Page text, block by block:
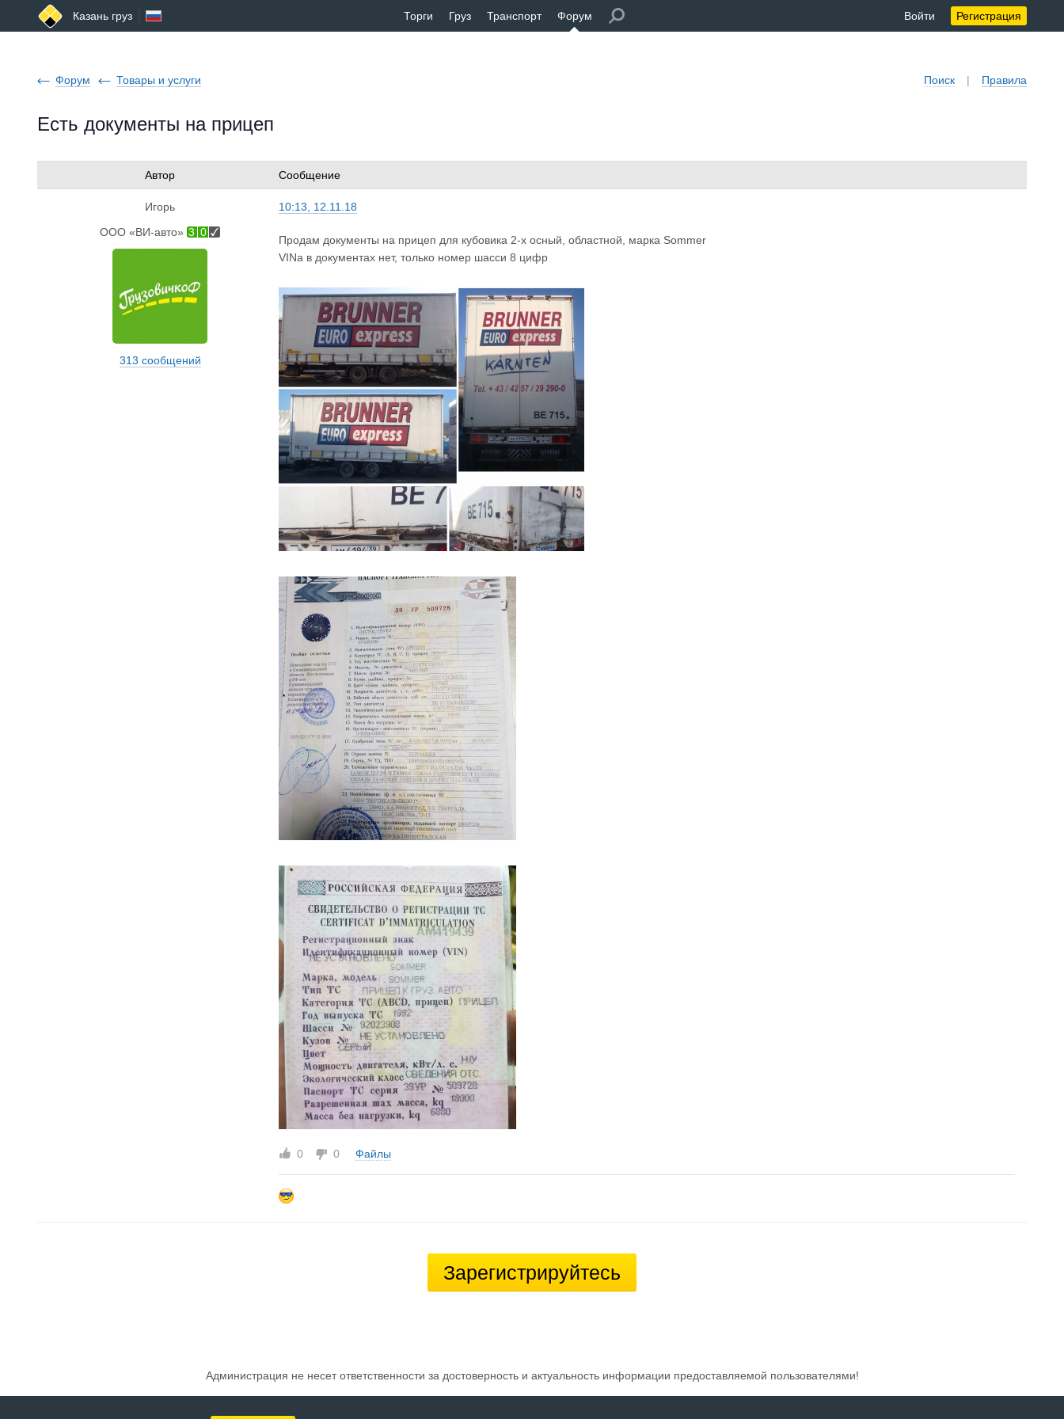
Казань груз Торги Груз Транспорт Форум Войти Регистрация
Поиск | Правила
Форум Товары и услуги
Есть документы на прицеп
Автор Сообщение
Игорь
ООО «ВИ-авто» 3 0
313 сообщений
10:13, 12.11.18
Продам документы на прицеп для кубовика 2-х осный, областной, марка Sommer
VINa в документах нет, только номер шасси 8 цифр
0 0 Файлы
Зарегистрируйтесь
Администрация не несет ответственности за достоверность и актуальность информации предоставляемой пользователями!